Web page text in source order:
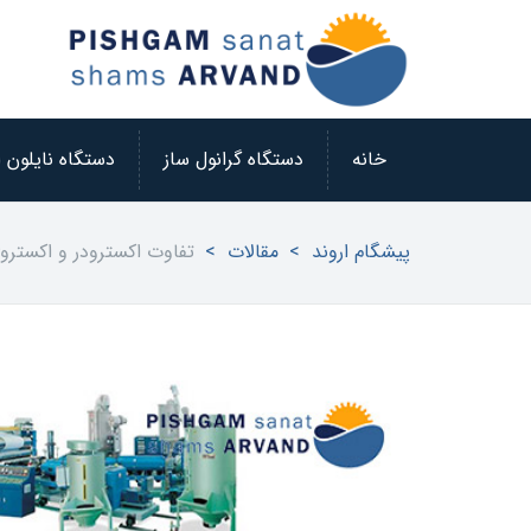
خانه دستگاه گرانول ساز دستگاه
پیشگام اروند > مقالات > تفاوت اکسترودر و